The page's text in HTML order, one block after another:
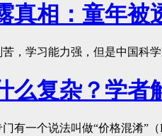
真相：童年
，学习能力强，但是中国科
么复杂？学
有一个说法叫做“价格混淆”